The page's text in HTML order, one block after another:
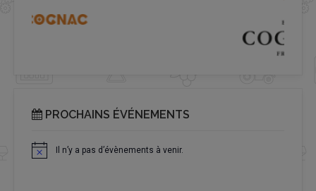
PROCHAINS ÉVÉNEMENTS
Notice Il n’y a pas d’évènements à venir.